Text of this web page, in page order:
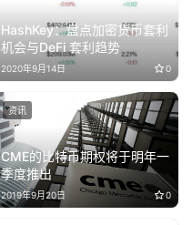
HashKey：盘点加密货币套利
机会与DeFi 套利趋势
2020年9月14日 0
CME的比特币期权将于明年一
季度推出
2019年9月20日 0
资讯